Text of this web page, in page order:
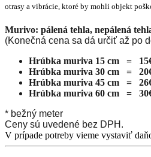
otrasy a vibrácie, ktoré by mohli objekt
Murivo: pálená tehla, nepálená
(Konečná cena sa dá určiť až po
Hrúbka muriva 15 cm =
Hrúbka muriva 30 cm =
Hrúbka muriva 45 cm =
Hrúbka muriva 60 cm =
* bežný meter
Ceny sú uvedené bez DPH.
V prípade potreby vieme vystaviť